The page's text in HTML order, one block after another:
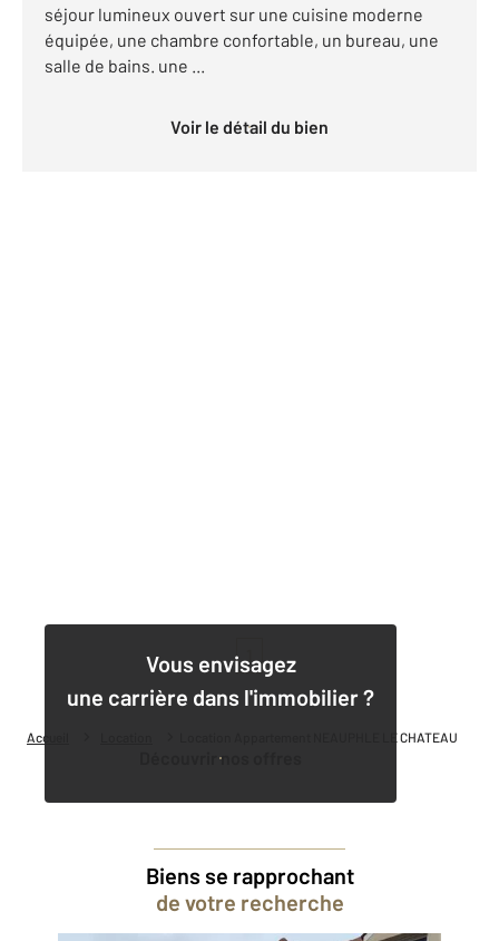
Accueil Location Appartement NEAUPHLE LE CHATEAU
séjour lumineux ouvert sur une cuisine moderne
équipée, une chambre confortable, un bureau, une
salle de bains. une ...
Voir le détail du bien
Vous envisagez
une carrière dans l'immobilier ?
Découvrir nos offres
Biens se rapprochant
de votre recherche